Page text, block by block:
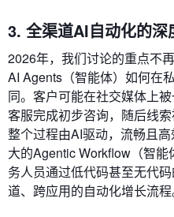
3. 全渠道AI自动化的深
2026年，我们讨论的重点不
AI Agents（智能体）如何在
同。客户可能在社交媒体上
客服完成初步咨询，随后线
整个过程由AI驱动，流畅且
大的Agentic Workflow（智
务人员通过低代码甚至无代
道、跨应用的自动化增长流程